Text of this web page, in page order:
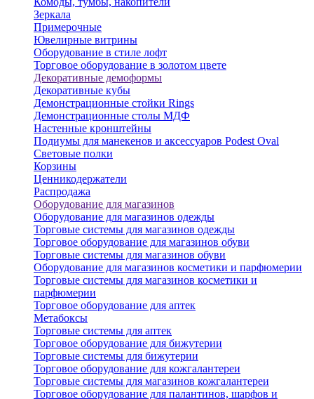
Зеркала
Примерочные
Ювелирные витрины
Оборудование в стиле лофт
Торговое оборудование в золотом цвете
Декоративные демоформы
Декоративные кубы
Демонстрационные стойки Rings
Демонстрационные столы МДФ
Настенные кронштейны
Подиумы для манекенов и аксессуаров Podest Oval
Световые полки
Корзины
Ценникодержатели
Распродажа
Оборудование для магазинов
Оборудование для магазинов одежды
Торговые системы для магазинов одежды
Торговое оборудование для магазинов обуви
Торговые системы для магазинов обуви
Оборудование для магазинов косметики и парфюмерии
Торговые системы для магазинов косметики и
парфюмерии
Торговое оборудование для аптек
Метабоксы
Торговые системы для аптек
Торговое оборудование для бижутерии
Торговые системы для бижутерии
Торговое оборудование для кожгалантереи
Торговые системы для магазинов кожгалантереи
Торговое оборудование для палантинов, шарфов и